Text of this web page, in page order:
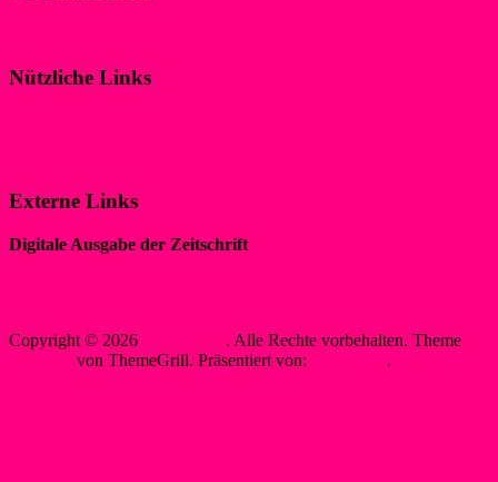
Nützliche Links
Externe Links
Digitale Ausgabe der Zeitschrift
Copyright © 2026
. Alle Rechte vorbehalten. Theme
von ThemeGrill. Präsentiert von: .